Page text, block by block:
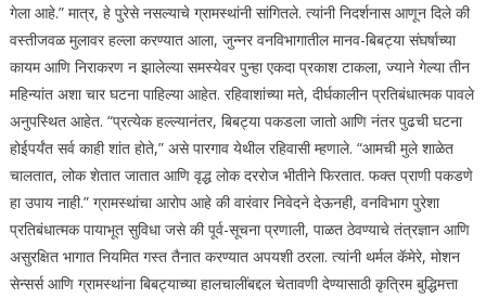
गेला आहे.” मात्र, हे पुरेसे नसल्याचे ग्रामस्थांनी सांगितले. त्यांनी निदर्शनास आणून दिले की
वस्तीजवळ मुलावर हल्ला करण्यात आला, जुन्नर वनविभागातील मानव-बिबट्या संघर्षाच्या
कायम आणि निराकरण न झालेल्या समस्येवर पुन्हा एकदा प्रकाश टाकला, ज्याने गेल्या तीन
महिन्यांत अशा चार घटना पाहिल्या आहेत. रहिवाशांच्या मते, दीर्घकालीन प्रतिबंधात्मक पावले
अनुपस्थित आहेत. “प्रत्येक हल्ल्यानंतर, बिबट्या पकडला जातो आणि नंतर पुढची घटना
होईपर्यंत सर्व काही शांत होते,” असे पारगाव येथील रहिवासी म्हणाले. “आमची मुले शाळेत
चालतात, लोक शेतात जातात आणि वृद्ध लोक दररोज भीतीने फिरतात. फक्त प्राणी पकडणे
हा उपाय नाही.” ग्रामस्थांचा आरोप आहे की वारंवार निवेदने देऊनही, वनविभाग पुरेशा
प्रतिबंधात्मक पायाभूत सुविधा जसे की पूर्व-सूचना प्रणाली, पाळत ठेवण्याचे तंत्रज्ञान आणि
असुरक्षित भागात नियमित गस्त तैनात करण्यात अपयशी ठरला. त्यांनी थर्मल कॅमेरे, मोशन
सेन्सर्स आणि ग्रामस्थांना बिबट्याच्या हालचालींबद्दल चेतावणी देण्यासाठी कृत्रिम बुद्धिमत्ता